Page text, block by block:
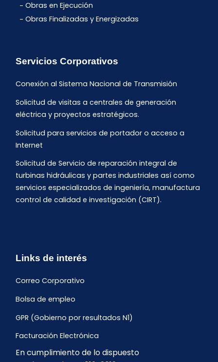
Obras en Ejecución
Obras Finalizadas y Energizadas
Servicios Corporativos
Conexión al Sistema Nacional de Transmisión
Solicitud de visitas a centrales de generación
eléctrica y proyectos estratégicos.
Solicitud para servicios de portador o acceso a
Internet
Solicitud de Servicio de reparación integral de
turbinas hidráulicas y partes industriales así como
servicios especializados de ingeniería, manufactura
control de calidad e investigación (CIRT).
Links de interés
Correo Corporativo
Bolsa de empleo
GPR (Gobierno por resultados N1)
Facturación Electrónica
Archivo Histórico de Facturación
En cumplimiento de lo dispuesto